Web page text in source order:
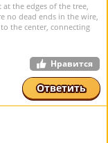
the edges of the tree,
no dead ends in the wire,
the center, connecting
Нравится
Ответить